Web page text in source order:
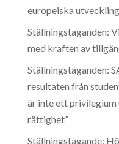
europeiska
Ställningstaganden:
med kraften av
Ställningstaganden:
resultaten från
är inte ett privilegium
rättighet”
Ställningstagande: